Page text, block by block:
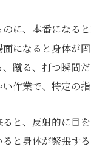
に、本番になる
になると身体が
蹴る、打つ瞬間
作業で、特定の
と、反射的に目
と身体が緊張する